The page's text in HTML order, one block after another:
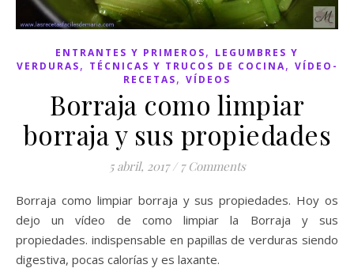
ENTRANTES Y PRIMEROS, LEGUMBRES Y
VERDURAS, TÉCNICAS Y TRUCOS DE COCINA, VÍDEO-
RECETAS, VÍDEOS
Borraja como limpiar
borraja y sus propiedades
5 abril, 2017 / 7 Comments
Borraja como limpiar borraja y sus propiedades. Hoy os
dejo un vídeo de como limpiar la Borraja y sus
propiedades. indispensable en papillas de verduras siendo
digestiva, pocas calorías y es laxante.